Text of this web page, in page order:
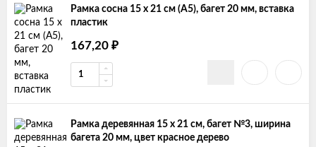
Рамка сосна 15 х 21 см (А5), багет 20 мм, вставка
пластик
167,20 ₽
Рамка деревянная 15 х 21 см, багет №3, ширина
багета 20 мм, цвет красное дерево